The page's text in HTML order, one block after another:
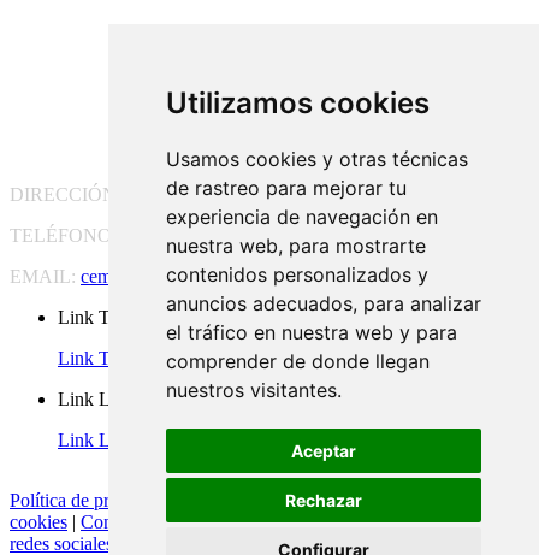
Utilizamos cookies
Usamos cookies y otras técnicas
de rastreo para mejorar tu
experiencia de navegación en
nuestra web, para mostrarte
contenidos personalizados y
anuncios adecuados, para analizar
el tráfico en nuestra web y para
comprender de donde llegan
nuestros visitantes.
Aceptar
Rechazar
Configurar
DIRECCIÓN:
Pg. Vall d'Hebron, 119-129, 08035 Barcelona
TELÉFONO:
(+34) 93 175 15 55
EMAIL: cem-cat@cem-cat.org
Link Twitter
Link Twitter
Link Linkedin
Link Linkedin
Política de privacidad Política de cookies
cookies | Condiciones generales de contratación|Política de redes
redes sociales